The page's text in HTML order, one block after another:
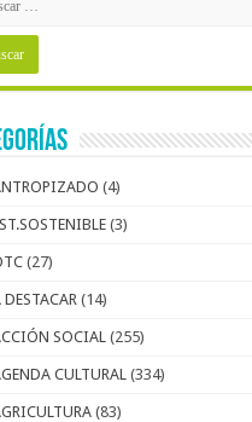
(4)
(3)
(27)
DESTACAR (14)
SOCIAL (255)
CULTURAL (334)
(83)